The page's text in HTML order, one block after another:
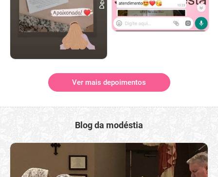
Ver mais depoimentos
Blog da modéstia